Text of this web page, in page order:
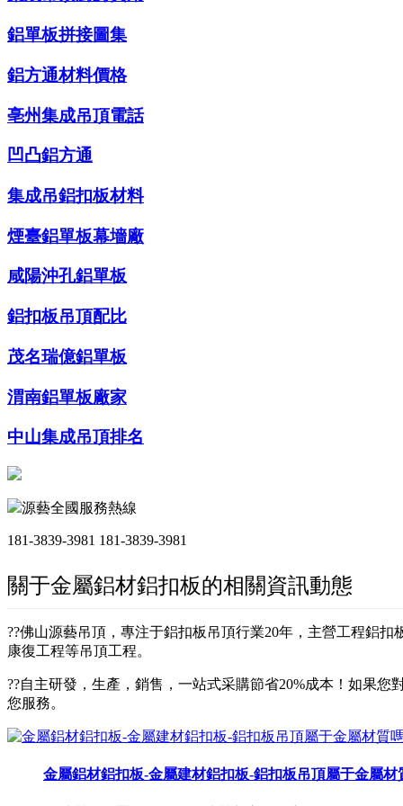
鋁單板拼接圖集
鋁方通材料價格
亳州集成吊頂電話
凹凸鋁方通
集成吊鋁扣板材料
煙臺鋁單板幕墻廠
咸陽沖孔鋁單板
鋁扣板吊頂配比
茂名瑞億鋁單板
渭南鋁單板廠家
中山集成吊頂排名
源藝全國服務熱線
181-3839-3981 181-3839-3981
關于金屬鋁材鋁扣板的相關資訊動態
??佛山源藝吊頂，專注于鋁扣板吊頂行業20年，主營工程鋁
康復工程等吊頂工程。
??自主研發，生產，銷售，一站式采購節省20%成本！如果您
您服務。
金屬鋁材鋁扣板-金屬建材鋁扣板-鋁扣板吊頂屬于金屬材